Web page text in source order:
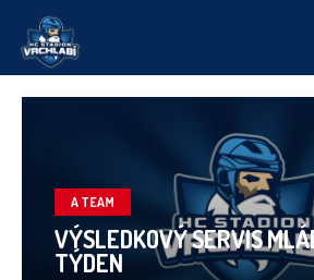
A TEAM
VÝSLEDKOVÝ SERVIS
TÝDEN